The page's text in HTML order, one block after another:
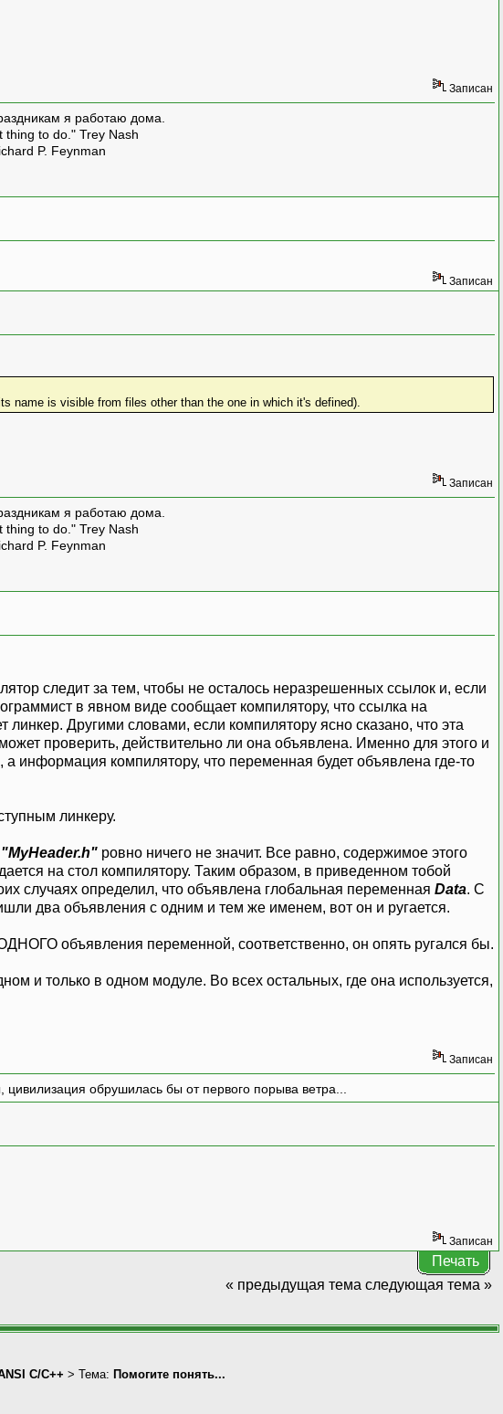
Записан
я работаю дома.
thing to do." Trey Nash
P. Feynman
Записан
name is visible from files other than the one in which it's defined).
Записан
я работаю дома.
thing to do." Trey Nash
P. Feynman
следит за тем, чтобы не осталось неразрешенных ссылок и, если
в явном виде сообщает компилятору, что ссылка на
Другими словами, если компилятору ясно сказано, что эта
проверить, действительно ли она объявлена. Именно для этого и
компилятору, что переменная будет объявлена где-то
линкеру.
ровно ничего не значит. Все равно, содержимое этого
на стол компилятору. Таким образом, в приведенном тобой
случаях определил, что объявлена глобальная переменная Data. С
два объявления с одним и тем же именем, вот он и ругается.
объявления переменной, соответственно, он опять ругался бы.
и только в одном модуле. Во всех остальных, где она используется,
Записан
обрушилась бы от первого порыва ветра...
Записан
Печать
« предыдущая тема следующая тема »
С/С++ > Тема: Помогите понять...